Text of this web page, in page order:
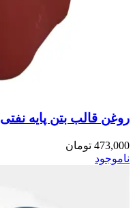
روغن قالب بتن پایه نفتی
473,000 تومان
ناموجود